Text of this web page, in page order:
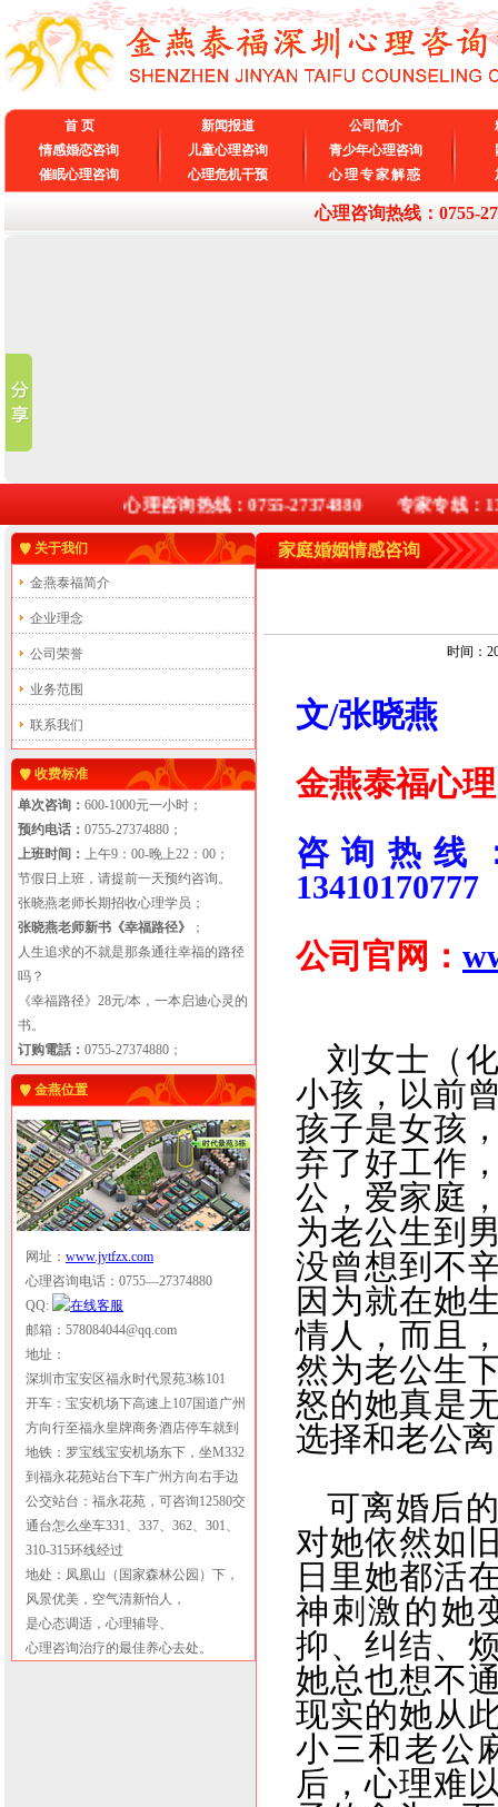
首 页 新闻报道 公司简介
情感婚恋咨询
儿童心理咨询 青少年心理咨询
催眠心理咨询
心理危机干预 心理专家解惑
心理咨询热线：0755-
心理咨询热线：0755-27374880 专家专线
关于我们
金燕泰福简介
企业理念
公司荣誉
业务范围
联系我们
收费标准
单次咨询： 600-1000元一小时；
预约电话： 0755-27374880；
上班时间： 上午9：00-晚上22：00；
节假日上班，请提前一天预约咨询。
张晓燕老师长期招收心理学员；
张晓燕老师新书《幸福路径》
；
人生追求的不就是那条通往幸福的路径
吗？
《幸福路径》28元/本，一本启迪心灵的
书。
订购電話： 0755-27374880；
金燕位置
网址： www.jytfzx.com
心理咨询电话：0755—27374880
QQ:
邮箱：578084044@qq.com
地址：
深圳市宝安区福永时代景苑3栋101
开车：宝安机场下高速上107国道广州
方向行至福永皇牌商务酒店停车就到
地铁：罗宝线宝安机场东下，坐M332
到福永花苑站台下车广州方向右手边
公交站台：福永花苑，可咨询12580交
通台怎么坐车331、337、362、301、
310-315环线经过
地处：凤凰山（国家森林公园）下，
风景优美，空气清新怡人，
是心态调适，心理辅导、
心理咨询治疗的最佳养心去处。
家庭婚姻情感咨询
时间：
文/张晓燕
金燕泰福心
咨询热线
13410170777
公司官网：
刘女士（
小孩，以前
孩子是女孩
弃了好工作
公，爱家庭
为老公生到
没曾想到不
因为就在她
情人，而且
然为老公生
怒的她真是
选择和老公
可离婚后
对她依然如
日里她都活
神刺激的她
抑、纠结、
她总也想不
现实的她从
小三和老公
后，心理难